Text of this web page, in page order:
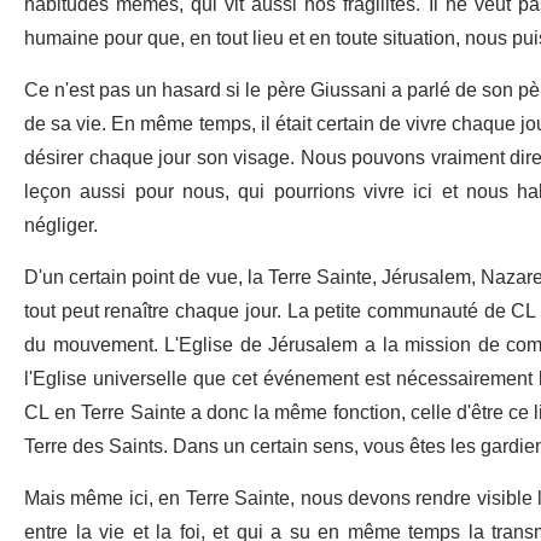
humaine pour que, en tout lieu et en toute situation, nous
Ce n'est pas un hasard si le père Giussani a parlé de son
de sa vie. En même temps, il était certain de vivre chaque
désirer chaque jour son visage. Nous pouvons vraiment
leçon aussi pour nous, qui pourrions vivre ici et nous
négliger.
D'un certain point de vue, la Terre Sainte, Jérusalem,
tout peut renaître chaque jour. La petite communauté de
du mouvement. L'Eglise de Jérusalem a la mission de
l'Eglise universelle que cet événement est
CL en Terre Sainte a donc la même fonction, celle d'être
Terre des Saints. Dans un certain sens, vous êtes les
Mais même ici, en Terre Sainte, nous devons rendre
entre la vie et la foi, et qui a su en même temps la